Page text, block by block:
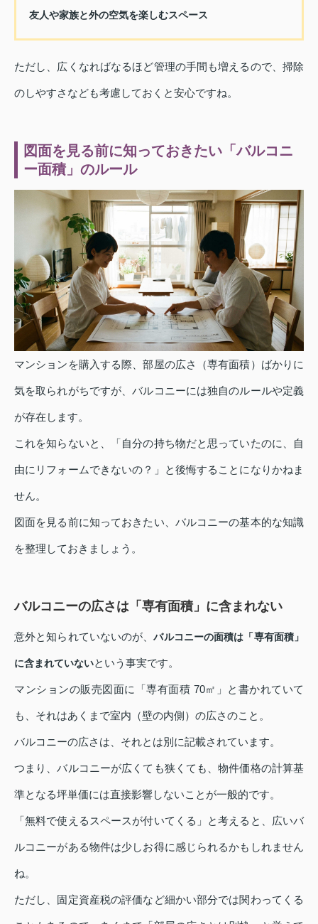
友人や家族と外の空気を楽しむスペース
ただし、広くなればなるほど管理の手間も増えるので、掃除
のしやすさなども考慮しておくと安心ですね。
図面を見る前に知っておきたい「バルコニ
ー面積」のルール
マンションを購入する際、部屋の広さ（専有面積）ばかりに
気を取られがちですが、バルコニーには独自のルールや定義
が存在します。
これを知らないと、「自分の持ち物だと思っていたのに、自
由にリフォームできないの？」と後悔することになりかねま
せん。
図面を見る前に知っておきたい、バルコニーの基本的な知識
を整理しておきましょう。
バルコニーの広さは「専有面積」に含まれない
意外と知られていないのが、バルコニーの面積は「専有面積」
に含まれていないという事実です。
マンションの販売図面に「専有面積 70㎡」と書かれていて
も、それはあくまで室内（壁の内側）の広さのこと。
バルコニーの広さは、それとは別に記載されています。
つまり、バルコニーが広くても狭くても、物件価格の計算基
準となる坪単価には直接影響しないことが一般的です。
「無料で使えるスペースが付いてくる」と考えると、広いバ
ルコニーがある物件は少しお得に感じられるかもしれません
ね。
ただし、固定資産税の評価など細かい部分では関わってくる